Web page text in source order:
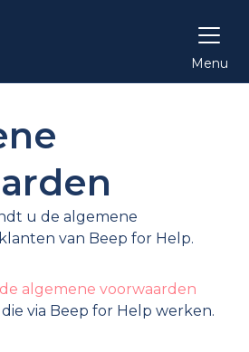
Menu
u de algemene
van Beep for Help.
de algemene voorwaarden
die via Beep for Help werken.